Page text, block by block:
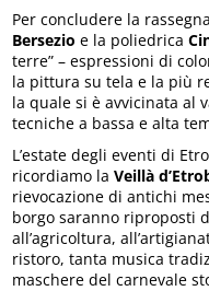
Per concludere la
Bersezio e la poliedrica
terre” – espressioni di
la pittura su tela e la più
la quale si è avvicinata al
tecniche a bassa e alta
L’estate degli eventi di
ricordiamo laVeillà
rievocazione di antichi
borgo saranno riproposti
all’agricoltura,
ristoro, tanta musica
maschere del carnevale